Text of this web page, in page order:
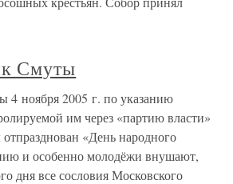
Смуты
4 ноября 2005 г. по указанию
им через «партию власти»
«День народного
и особенно молодёжи внушают,
дня все сословия Московского